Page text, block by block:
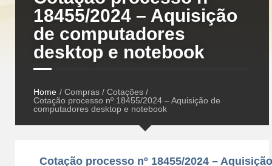
18455/2024 – Aquisição
de computadores
desktop e notebook
Home / Compras / Cotações /
Cotação processo nº 18455/2024 – Aquisição de
computadores desktop e notebook
Cotação processo nº 18455/2024 –